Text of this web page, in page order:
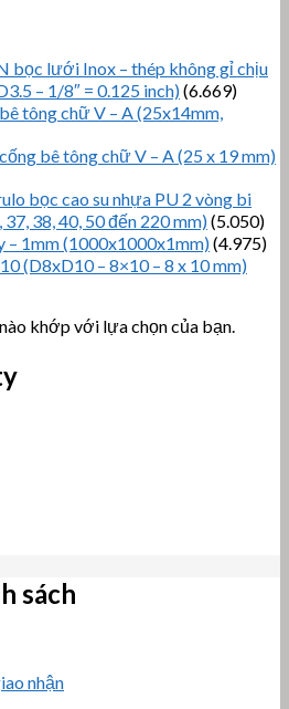
bọc lưới Inox – thép không gỉ chịu
– 1/8″ = 0.125 inch)(6.669)
tông chữ V – A (25x14mm,
bê tông chữ V – A (25 x 19 mm)
bọc cao su nhựa PU 2 vòng bi
38, 40, 50 đến 220 mm)(5.050)
– 1mm (1000x1000x1mm)(4.975)
(D8xD10 – 8×10 – 8 x 10 mm)
khớp với lựa chọn của bạn.
sách
nhận